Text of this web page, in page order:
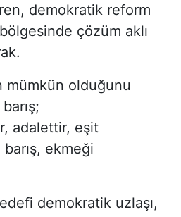
demokratik reform
çözüm aklı
mümkün olduğunu
adalettir, eşit
ekmeği
demokratik uzlaşı,